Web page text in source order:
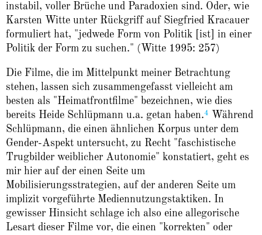
instabil, voller Brüche und Paradoxien sind. Oder, wie
Karsten Witte unter Rückgriff auf Siegfried Kracauer
formuliert hat, "jedwede Form von Politik [ist] in einer
Politik der Form zu suchen." (Witte 1995: 257)
Die Filme, die im Mittelpunkt meiner Betrachtung
stehen, lassen sich zusammengefasst vielleicht am
besten als "Heimatfrontfilme" bezeichnen, wie dies
bereits Heide Schlüpmann u.a. getan haben.4
Während
Schlüpmann, die einen ähnlichen Korpus unter dem
Gender-Aspekt untersucht, zu Recht "faschistische
Trugbilder weiblicher Autonomie" konstatiert, geht es
mir hier auf der einen Seite um
Mobilisierungsstrategien, auf der anderen Seite um
implizit vorgeführte Mediennutzungstaktiken. In
gewisser Hinsicht schlage ich also eine allegorische
Lesart dieser Filme vor, die einen "korrekten" oder